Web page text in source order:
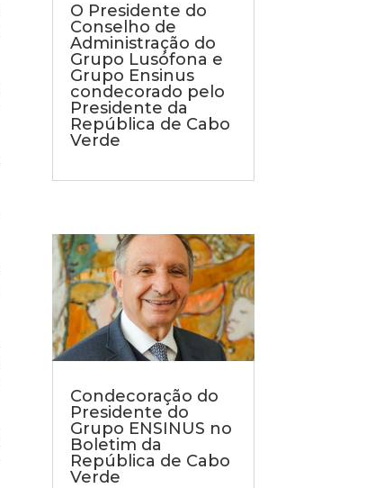
O Presidente do
Conselho de
Administração do
Grupo Lusófona e
Grupo Ensinus
condecorado pelo
Presidente da
República de Cabo
Verde
Condecoração do
Presidente do
Grupo ENSINUS no
Boletim da
República de Cabo
Verde